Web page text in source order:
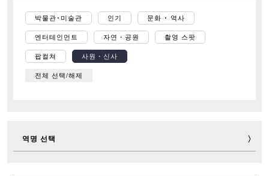
박물관･미술관 인기 문화 ･ 역사
엔터테인먼트 자연・공원 촬영 스팟
팝컬쳐 사원・신사
전체 선택/해제
역명 선택